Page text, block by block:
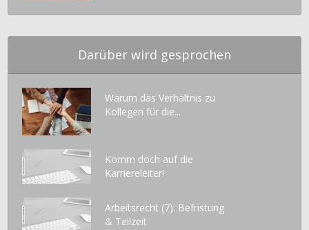
Darüber wird gesprochen
Warum das Verhältnis zu
Kollegen für die...
Komm doch auf die
Karriereleiter!
Arbeitsrecht (7): Befristung
& Teilzeit